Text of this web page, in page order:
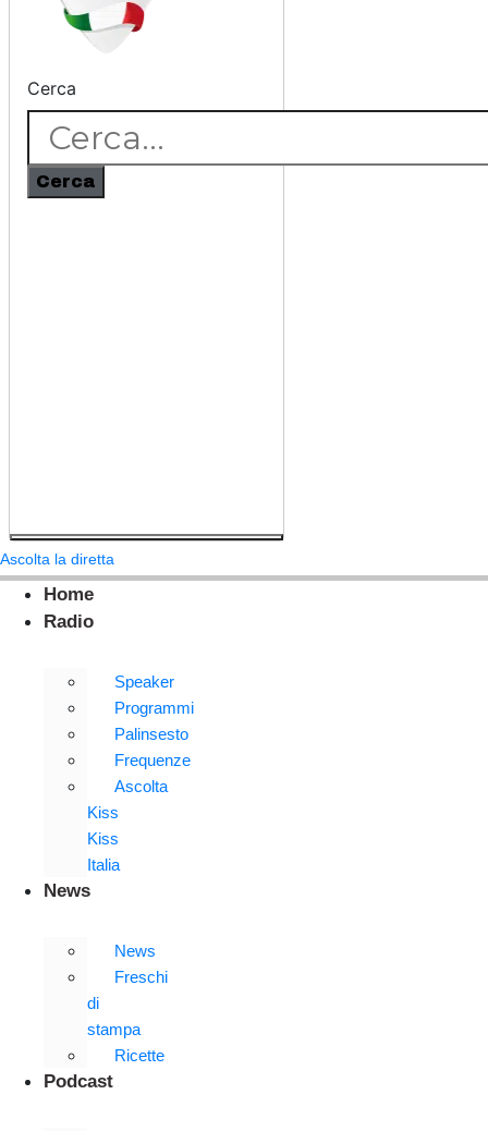
Cerca
Cerca
Ascolta la diretta
Home
Radio
Speaker
Programmi
Palinsesto
Frequenze
Ascolta
Kiss
Kiss
Italia
News
News
Freschi
di
stampa
Ricette
Podcast